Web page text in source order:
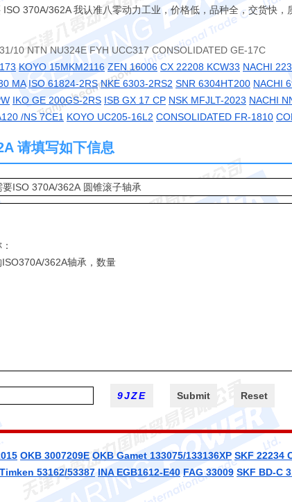
370A/362A 我认准八零动力工业，价格低，品种全，交货快
10 NTN NU324E FYH UCC317 CONSOLIDATED GE-17C
KOYO 15MKM2116 ZEN 16006 CX 22208 KCW33 NACHI
MA ISO 61824-2RS NKE 6303-2RS2 SNR 6304HT200 NACHI
IKO GE 200GS-2RS ISB GX 17 CP NSK MFJLT-2023 NACHI
/NS 7CE1 KOYO UC205-16L2 CONSOLIDATED FR-1810
请填写如下信息
OKB 3007209E OKB Gamet 133075/133136XP SKF 22234
Timken 53162/53387 INA EGB1612-E40 FAG 33009 SKF BD-C